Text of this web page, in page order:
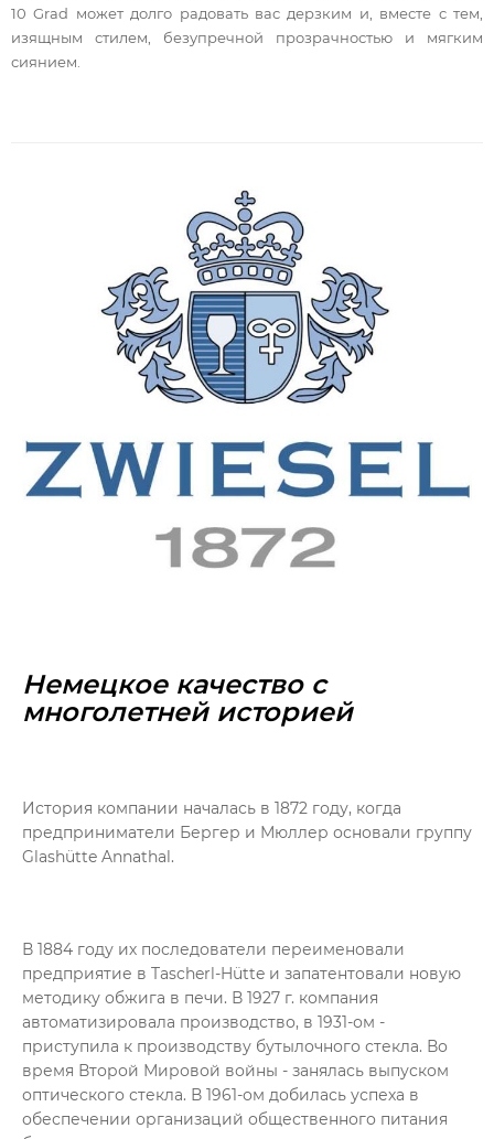
10 Grad может долго радовать вас дерзким и, вместе с тем,
изящным стилем, безупречной прозрачностью и мягким
сиянием.
Немецкое качество с
многолетней историей
История компании началась в 1872 году, когда
предприниматели Бергер и Мюллер основали группу
Glashütte Annathal.
В 1884 году их последователи переименовали
предприятие в Tascherl-Hütte и запатентовали новую
методику обжига в печи. В 1927 г. компания
автоматизировала производство, в 1931-ом -
приступила к производству бутылочного стекла. Во
время Второй Мировой войны - занялась выпуском
оптического стекла. В 1961-ом добилась успеха в
обеспечении организаций общественного питания